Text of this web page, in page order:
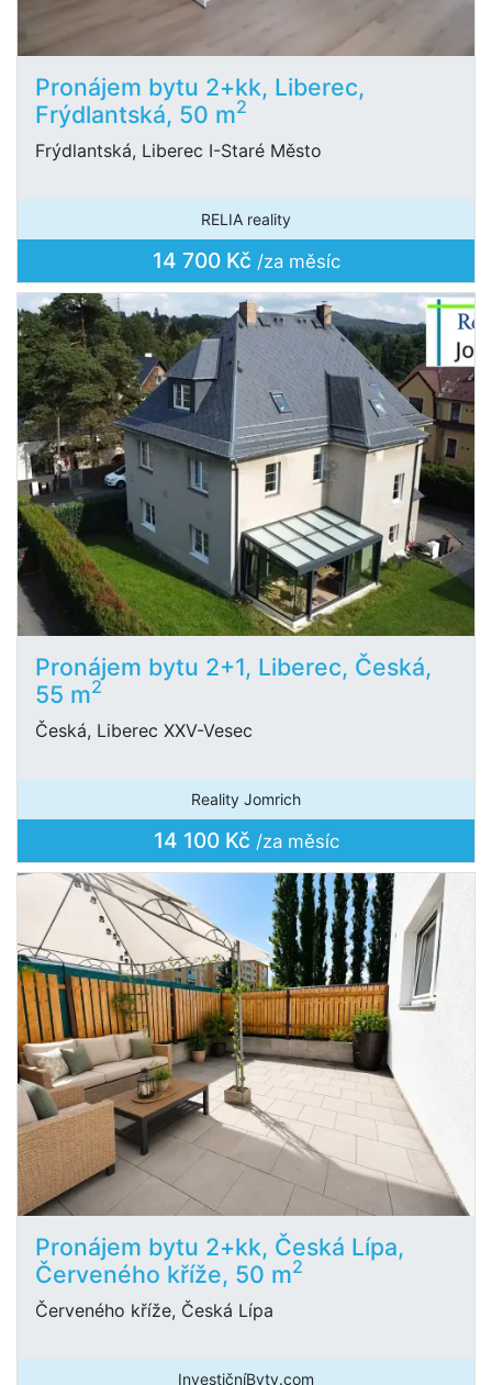
Pronájem bytu 2+kk, Liberec,
Frýdlantská, 50 m2
Frýdlantská, Liberec I-Staré Město
RELIA reality
14 700 Kč /za měsíc
Pronájem bytu 2+1, Liberec, Česká,
55 m2
Česká, Liberec XXV-Vesec
Reality Jomrich
14 100 Kč /za měsíc
Pronájem bytu 2+kk, Česká Lípa,
Červeného kříže, 50 m2
Červeného kříže, Česká Lípa
InvestičníByty.com